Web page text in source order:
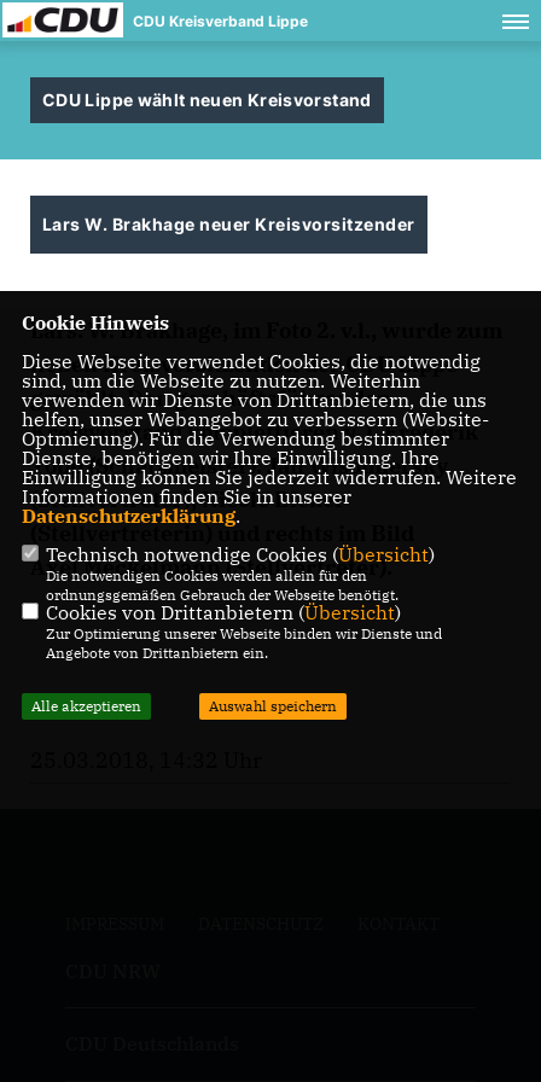
CDU Kreisverband Lippe
CDU Lippe wählt neuen Kreisvorstand
Lars W. Brakhage neuer Kreisvorsitzender
Lars. W. Brakhage, im Foto 2. v.l., wurde zum
neuen Kreisvorsitzenden der CDU Lippe
gewählt. Den geschäftsführenden
Kreisvorstand komplettieren v. l. Frederik
Topp (Schatzmeister), Jan Wisomiersky
(Stellvertreter), Nicole Bicker
(Stellvertreterin) und rechts im Bild
Axel Meckelmann (Stellvertreter).
Cookie Hinweis
Diese Webseite verwendet Cookies, die notwendig
sind, um die Webseite zu nutzen. Weiterhin
verwenden wir Dienste von Drittanbietern, die uns
helfen, unser Webangebot zu verbessern (Website-
Optmierung). Für die Verwendung bestimmter
Dienste, benötigen wir Ihre Einwilligung. Ihre
Einwilligung können Sie jederzeit widerrufen. Weitere
Informationen finden Sie in unserer
Datenschutzerklärung.
Technisch notwendige Cookies (Übersicht)
Die notwendigen Cookies werden allein für den
ordnungsgemäßen Gebrauch der Webseite benötigt.
Cookies von Drittanbietern (Übersicht)
Zur Optimierung unserer Webseite binden wir Dienste und
Angebote von Drittanbietern ein.
Alle akzeptieren Auswahl speichern